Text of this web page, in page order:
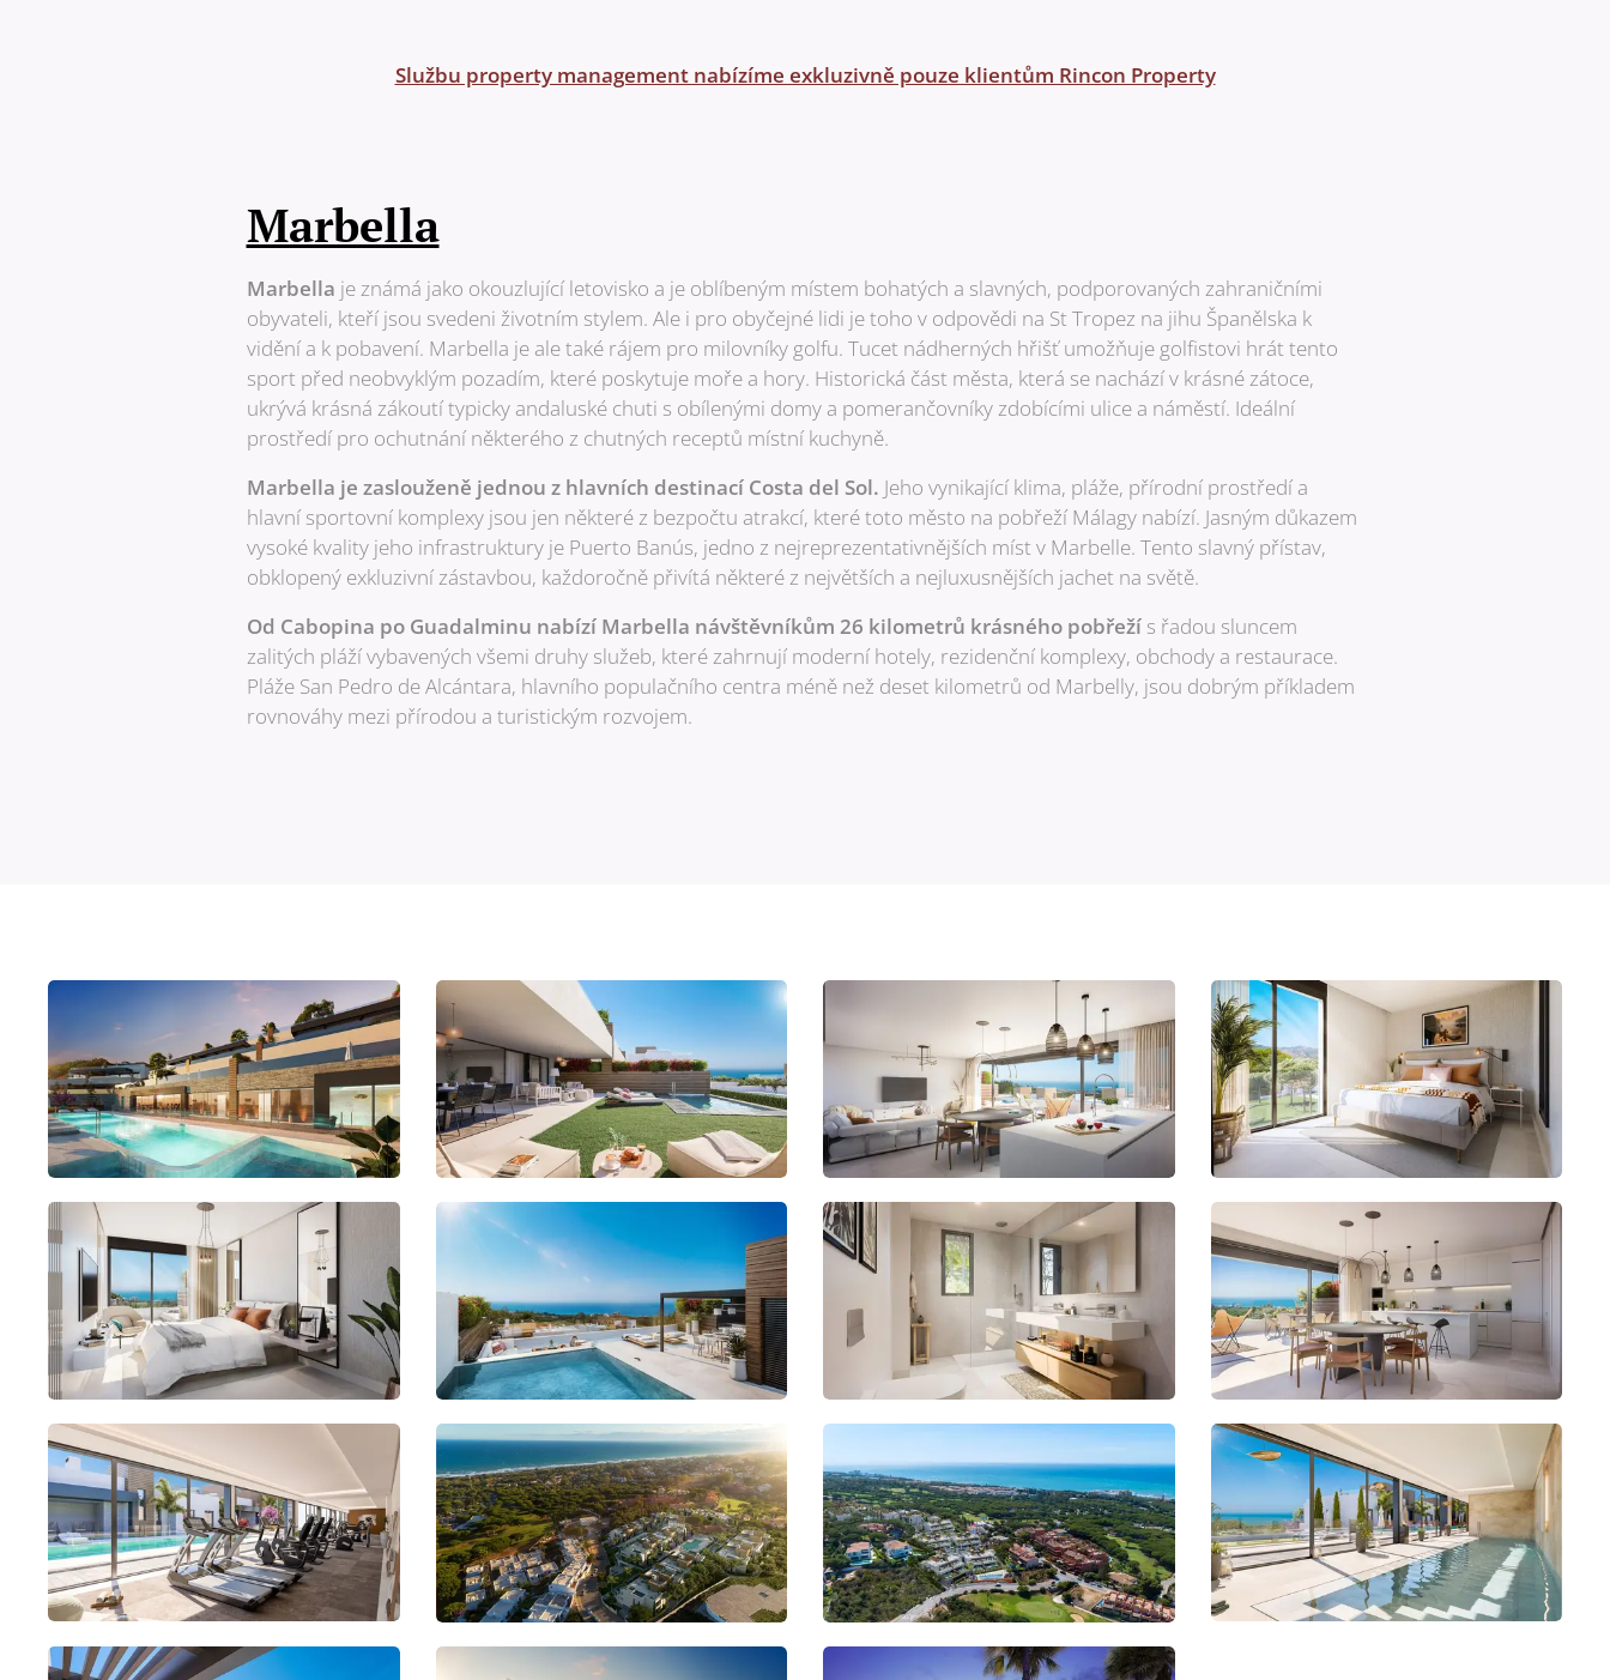
Službu property management nabízíme exkluzivně pouze klientům Rincon Property
Marbella
Marbella je známá jako okouzlující letovisko a je oblíbeným místem bohatých a slavných, podporovaných zahraničními
obyvateli, kteří jsou svedeni životním stylem. Ale i pro obyčejné lidi je toho v odpovědi na St Tropez na jihu Španělska k
vidění a k pobavení. Marbella je ale také rájem pro milovníky golfu. Tucet nádherných hřišť umožňuje golfistovi hrát tento
sport před neobvyklým pozadím, které poskytuje moře a hory. Historická část města, která se nachází v krásné zátoce,
ukrývá krásná zákoutí typicky andaluské chuti s obílenými domy a pomerančovníky zdobícími ulice a náměstí. Ideální
prostředí pro ochutnání některého z chutných receptů místní kuchyně.
Marbella je zaslouženě jednou z hlavních destinací Costa del Sol. Jeho vynikající klima, pláže, přírodní prostředí a
hlavní sportovní komplexy jsou jen některé z bezpočtu atrakcí, které toto město na pobřeží Málagy nabízí. Jasným důkazem
vysoké kvality jeho infrastruktury je Puerto Banús, jedno z nejreprezentativnějších míst v Marbelle. Tento slavný přístav,
obklopený exkluzivní zástavbou, každoročně přivítá některé z největších a nejluxusnějších jachet na světě.
Od Cabopina po Guadalminu nabízí Marbella návštěvníkům 26 kilometrů krásného pobřežís řadou sluncem
zalitých pláží vybavených všemi druhy služeb, které zahrnují moderní hotely, rezidenční komplexy, obchody a restaurace.
Pláže San Pedro de Alcántara, hlavního populačního centra méně než deset kilometrů od Marbelly, jsou dobrým příkladem
rovnováhy mezi přírodou a turistickým rozvojem.